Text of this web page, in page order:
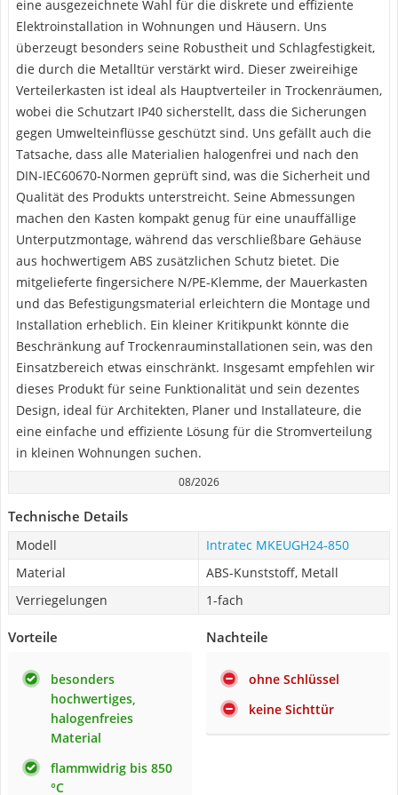
eine ausgezeichnete Wahl für die diskrete und effiziente
Elektroinstallation in Wohnungen und Häusern. Uns
überzeugt besonders seine Robustheit und Schlagfestigkeit,
die durch die Metalltür verstärkt wird. Dieser zweireihige
Verteilerkasten ist ideal als Hauptverteiler in Trockenräumen,
wobei die Schutzart IP40 sicherstellt, dass die Sicherungen
gegen Umwelteinflüsse geschützt sind. Uns gefällt auch die
Tatsache, dass alle Materialien halogenfrei und nach den
DIN-IEC60670-Normen geprüft sind, was die Sicherheit und
Qualität des Produkts unterstreicht. Seine Abmessungen
machen den Kasten kompakt genug für eine unauffällige
Unterputzmontage, während das verschließbare Gehäuse
aus hochwertigem ABS zusätzlichen Schutz bietet. Die
mitgelieferte fingersichere N/PE-Klemme, der Mauerkasten
und das Befestigungsmaterial erleichtern die Montage und
Installation erheblich. Ein kleiner Kritikpunkt könnte die
Beschränkung auf Trockenrauminstallationen sein, was den
Einsatzbereich etwas einschränkt. Insgesamt empfehlen wir
dieses Produkt für seine Funktionalität und sein dezentes
Design, ideal für Architekten, Planer und Installateure, die
eine einfache und effiziente Lösung für die Stromverteilung
in kleinen Wohnungen suchen.
08/2026
Technische Details
Modell
Intratec MKEUGH24-850
Material
ABS-Kunststoff, Metall
Verriegelungen
1-fach
Vorteile
besonders
hochwertiges,
halogenfreies
Material
flammwidrig bis 850
°C
Nachteile
ohne Schlüssel
keine Sichttür